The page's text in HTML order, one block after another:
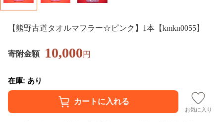
【熊野古道タオルマフラー☆ピンク】1本【kmkn0055】
寄附金額 10,000円
在庫: あり
お気に入り